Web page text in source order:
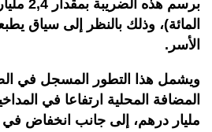
المائة)، وذلك بالنظر إلى سياق
الأسر.
ويشمل هذا التطور المسجل في
مليار درهم، إلى جانب انخفاض في